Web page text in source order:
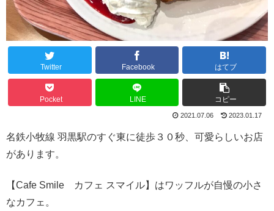
Twitter Facebook はてブ
Pocket LINE コピー
2021.07.06 2023.01.17
名鉄小牧線 羽黒駅のすぐ東に徒歩３０秒、可愛らしいお店
があります。
【Cafe Smile カフェ スマイル】はワッフルが自慢の小さ
なカフェ。